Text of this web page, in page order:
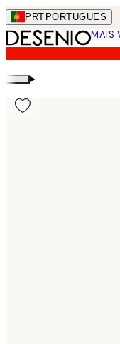
Skip
to
main
content.
PRT PORTUGUES
MAIS
▸